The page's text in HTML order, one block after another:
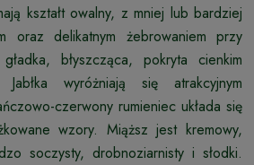
kształt owalny, z mniej lub bardziej
oraz delikatnym żebrowaniem przy
błyszcząca, pokryta cienkim
wyróżniają się atrakcyjnym
czerwony rumieniec układa się
wzory. Miąższ jest kremowy,
soczysty, drobnoziarnisty i słodki.